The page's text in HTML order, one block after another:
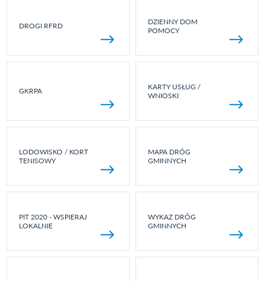
DROGI RFRD
DZIENNY DOM
POMOCY
GKRPA
KARTY USŁUG /
WNIOSKI
LODOWISKO / KORT
TENISOWY
MAPA DRÓG
GMINNYCH
PIT 2020 - WSPIERAJ
LOKALNIE
WYKAZ DRÓG
GMINNYCH